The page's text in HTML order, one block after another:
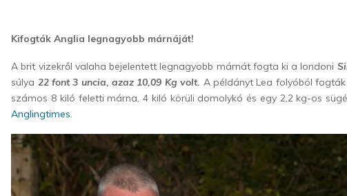
Kifogták Anglia legnagyobb márnáját!
A brit vizekről valaha bejelentett legnagyobb márnát fogta ki a londoni
súlya 22 font 3 uncia, azaz 10,09 Kg volt. A példányt Lea folyóból
számos 8 kiló feletti márna, 4 kiló körüli domolykó és egy 2,2 kg-os
Anglingtimes.